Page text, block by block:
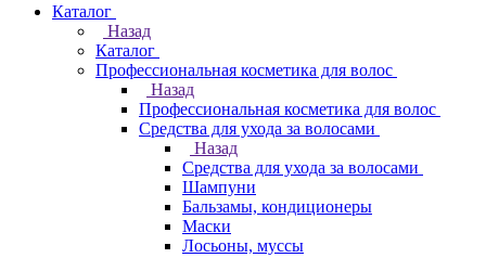
Каталог
Назад
Каталог
Профессиональная косметика для волос
Назад
Профессиональная косметика для волос
Средства для ухода за волосами
Назад
Средства для ухода за волосами
Шампуни
Бальзамы, кондиционеры
Маски
Лосьоны, муссы